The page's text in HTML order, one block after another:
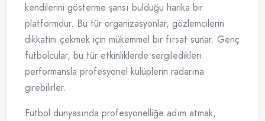
kendilerini gösterme şansı bulduğu harika bir
platformdur. Bu tür organizasyonlar, gözlemcilerin
dikkatini çekmek için mükemmel bir fırsat sunar. Genç
futbolcular, bu tür etkinliklerde sergiledikleri
performansla profesyonel kulüplerin radarına
girebilirler.
Futbol dünyasında profesyonelliğe adım atmak,